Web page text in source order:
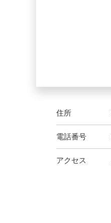
住所
電話番号
アクセス